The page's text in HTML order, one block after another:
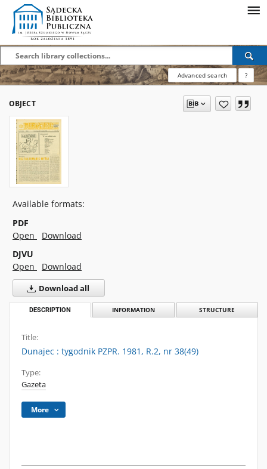
Advanced search ?
OBJECT
Available formats:
PDF
Open
Download
DJVU
Open
Download
Download all
DESCRIPTION INFORMATION STRUCTURE
Title:
Dunajec : tygodnik PZPR. 1981, R.2, nr 38(49)
Type:
Gazeta
More